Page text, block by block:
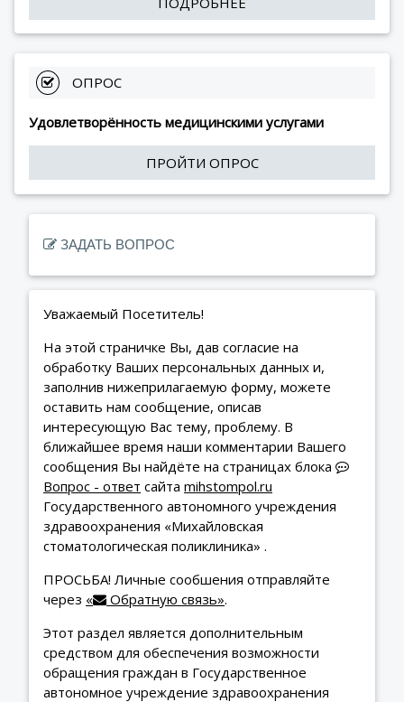
ОПРОС
Удовлетворённость медицинскими услугами
ПРОЙТИ ОПРОС
ЗАДАТЬ ВОПРОС
Уважаемый Посетитель!
На этой страничке Вы, дав согласие на
обработку Ваших персональных данных и,
заполнив нижеприлагаемую форму, можете
оставить нам сообщение, описав
интересующую Вас тему, проблему. В
ближайшее время наши комментарии Вашего
сообщения Вы найдёте на страницах блока
Вопрос - ответ сайта mihstompol.ru
Государственного автономного учреждения
здравоохранения «Михайловская
стоматологическая поликлиника» .
ПРОСЬБА! Личные сообшения отправляйте
через « Обратную связь».
Этот раздел является дополнительным
средством для обеспечения возможности
обращения граждан в Государственное
автономное учреждение здравоохранения